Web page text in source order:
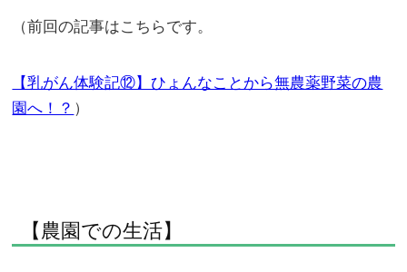
（前回の記事はこちらです。
【乳がん体験記⑫】ひょんなことから無農薬野菜の農
園へ！？ ）
【農園での生活】